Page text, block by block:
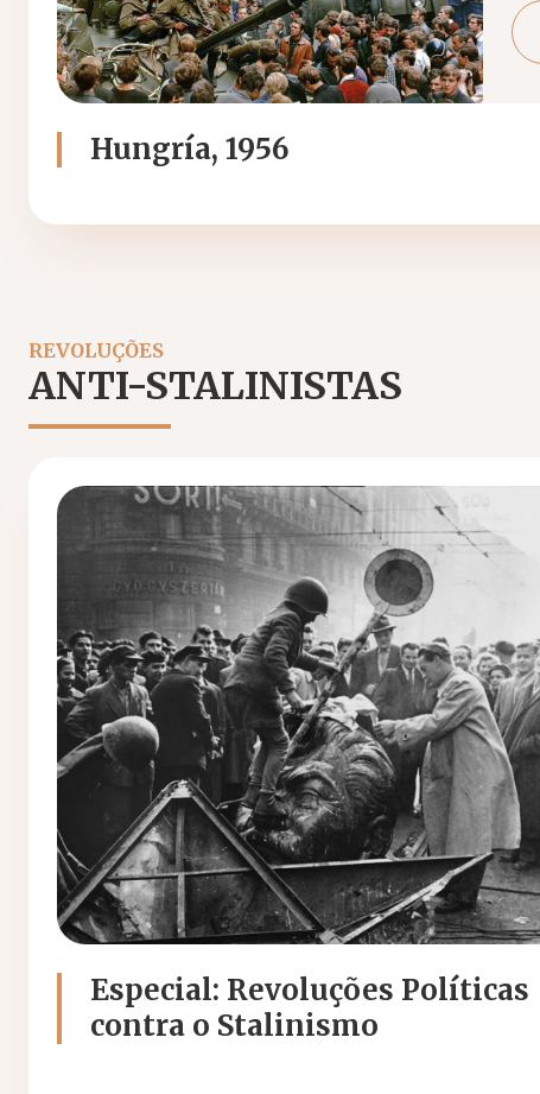
Hungría, 1956
REVOLUÇÕES
ANTI-STALINISTAS
Especial: Revoluções Políticas
contra o Stalinismo